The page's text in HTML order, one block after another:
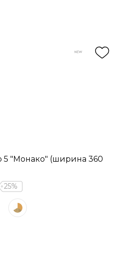
5 "Монако" (ширина 360
25%